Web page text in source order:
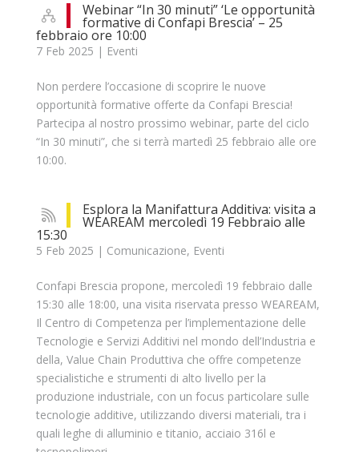
Webinar “In 30 minuti” ‘Le opportunità
formative di Confapi Brescia’ – 25
febbraio ore 10:00
7 Feb 2025 | Eventi
Non perdere l’occasione di scoprire le nuove
opportunità formative offerte da Confapi Brescia!
Partecipa al nostro prossimo webinar, parte del ciclo
“In 30 minuti”, che si terrà martedì 25 febbraio alle ore
10:00.
Esplora la Manifattura Additiva: visita a
WEAREAM mercoledì 19 Febbraio alle
15:30
5 Feb 2025 | Comunicazione, Eventi
Confapi Brescia propone, mercoledì 19 febbraio dalle
15:30 alle 18:00, una visita riservata presso WEAREAM,
Il Centro di Competenza per l’implementazione delle
Tecnologie e Servizi Additivi nel mondo dell’Industria e
della, Value Chain Produttiva che offre competenze
specialistiche e strumenti di alto livello per la
produzione industriale, con un focus particolare sulle
tecnologie additive, utilizzando diversi materiali, tra i
quali leghe di alluminio e titanio, acciaio 316l e